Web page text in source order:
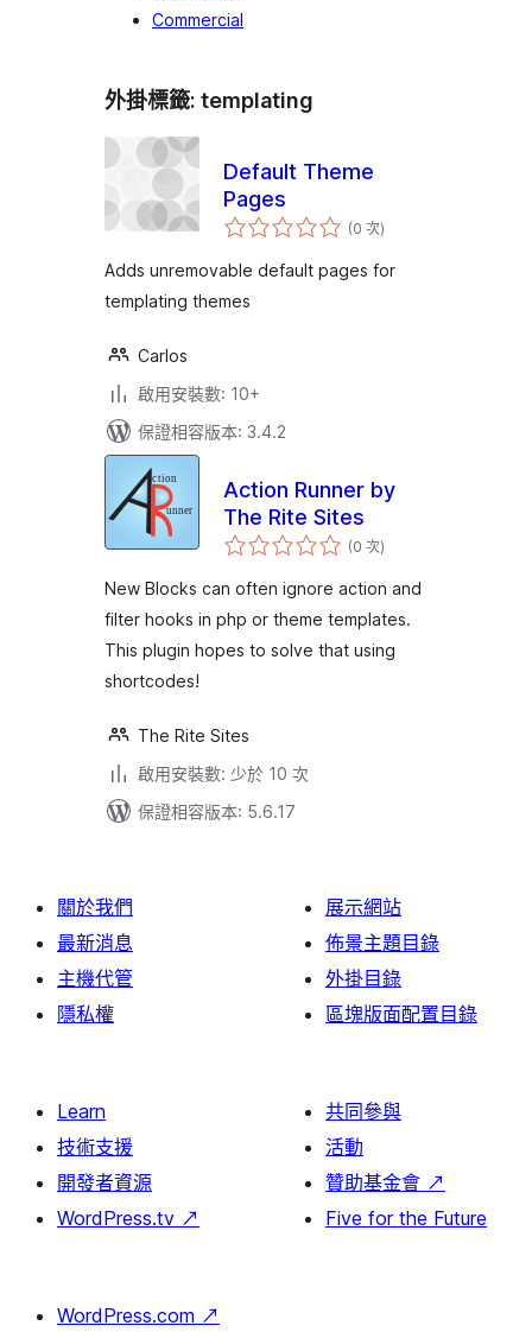
Commercial
外掛標籤: templating
Default Theme
Pages
(0 次評
分
數
)
Adds unremovable default pages for
templating themes
Carlos
啟用安裝數: 10+
保證相容版本: 3.4.2
Action Runner by
The Rite Sites
(0 次評
分
數
)
New Blocks can often ignore action and
filter hooks in php or theme templates.
This plugin hopes to solve that using
shortcodes!
The Rite Sites
啟用安裝數: 少於 10 次
保證相容版本: 5.6.17
關於我們
最新消息
主機代管
隱私權
展示網站
佈景主題目錄
外掛目錄
區塊版面配置目錄
Learn
技術支援
開發者資源
WordPress.tv ↗
共同參與
活動
贊助基金會 ↗
Five for the Future
WordPress.com ↗